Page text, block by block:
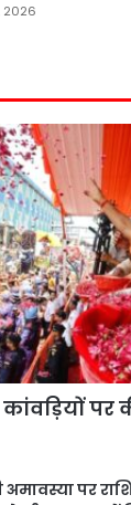
2026
पर
अमावस्या पर